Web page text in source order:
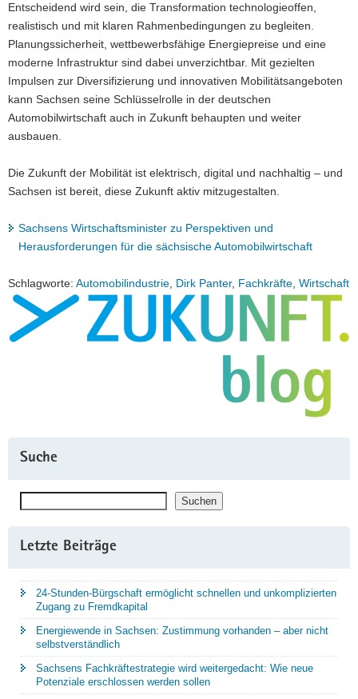
Entscheidend wird sein, die Transformation technologieoffen,
realistisch und mit klaren Rahmenbedingungen zu begleiten.
Planungssicherheit, wettbewerbsfähige Energiepreise und eine
moderne Infrastruktur sind dabei unverzichtbar. Mit gezielten
Impulsen zur Diversifizierung und innovativen Mobilitätsangeboten
kann Sachsen seine Schlüsselrolle in der deutschen
Automobilwirtschaft auch in Zukunft behaupten und weiter
ausbauen.
Die Zukunft der Mobilität ist elektrisch, digital und nachhaltig – und
Sachsen ist bereit, diese Zukunft aktiv mitzugestalten.
Sachsens Wirtschaftsminister zu Perspektiven und
Herausforderungen für die sächsische Automobilwirtschaft
Schlagworte: Automobilindustrie, Dirk Panter, Fachkräfte, Wirtschaft
Suche
Suchen
Letzte Beiträge
24-Stunden-Bürgschaft ermöglicht schnellen und unkomplizierten
Zugang zu Fremdkapital
Energiewende in Sachsen: Zustimmung vorhanden – aber nicht
selbstverständlich
Sachsens Fachkräftestrategie wird weitergedacht: Wie neue
Potenziale erschlossen werden sollen